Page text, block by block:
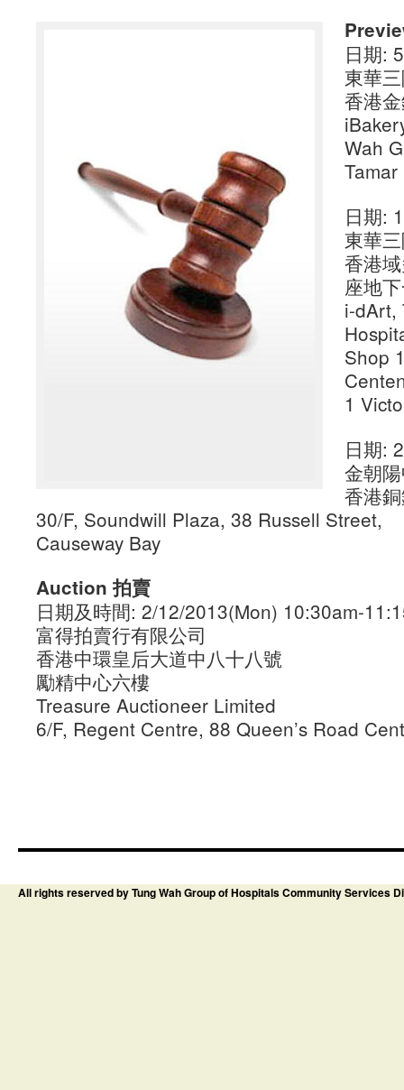
日期:
東華
香港
Wah
日期:
東華
香港
座地
i-dArt,
Shop
1
日期:
金朝
香港
30/F, Soundwill Plaza, 38 Russell Street,
Causeway Bay
Auction 拍賣
日期及時間: 2/12/2013(Mon) 10:30am-
富得拍賣行有限公司
香港中環皇后大道中八十八號
勵精中心六樓
Treasure Auctioneer Limited
6/F, Regent Centre, 88 Queen’s Road
All rights reserved by Tung Wah Group of Hospitals Community Services